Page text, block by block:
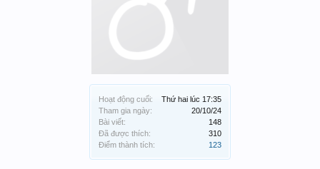
Hoạt động cuối:
Thứ hai lúc 17:35
Tham gia ngày:
20/10/24
Bài viết:
148
Đã được thích:
310
Điểm thành tích:
123